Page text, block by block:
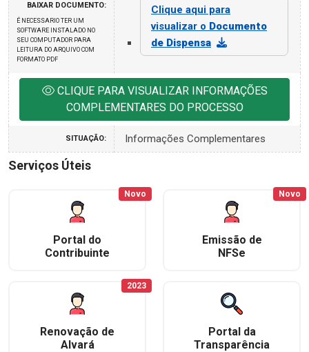
BAIXAR DOCUMENTO:
É NECESSARIO TER UM
SOFTWARE INSTALADO NO
SEU COMPUTADOR PARA
LEITURA DO ARQUIVO COM
FORMATO PDF
Clique aqui para
visualizar o Documento
de Dispensa
CLIQUE PARA VISUALIZAR INFORMAÇÕES
COMPLEMENTARES DO PROCESSO
SITUAÇÃO: Informações Complementares
Serviços Úteis
Portal do
Contribuinte
Novo
Emissão de
NFSe
Novo
Renovação de
Alvará
2023
Portal da
Transparência